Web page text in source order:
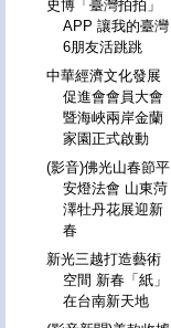
史博「臺灣拍拍」
APP 讓我的臺灣
6朋友活跳跳
中華經濟文化發展
促進會會員大會
暨海峽兩岸金蘭
家園正式啟動
(影音)佛光山春節平
安燈法會 山東菏
澤牡丹花展迎新
春
新光三越打造藝術
空間 新春「紙」
在台南新天地